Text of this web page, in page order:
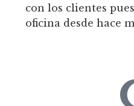
con los clientes
oficina desde hace